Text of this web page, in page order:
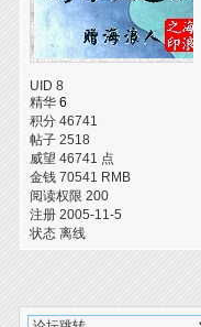
UID 8
精华6
积分 46741
帖子 2518
威望 46741 点
金钱 70541 RMB
阅读权限 200
注册 2005-11-5
状态 离线